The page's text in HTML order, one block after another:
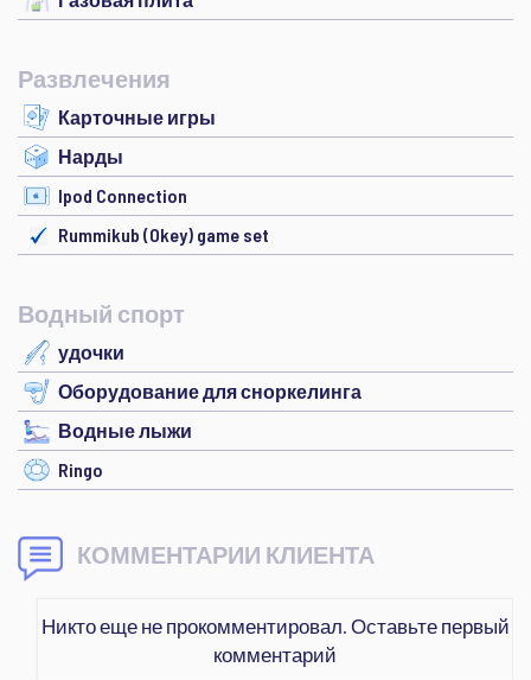
Развлечения
Карточные игры
Нарды
Ipod Connection
Rummikub (Okey) game set
Водный спорт
удочки
Оборудование для сноркелинга
Водные лыжи
Ringo
КОММЕНТАРИИ КЛИЕНТА
Никто еще не прокомментировал. Оставьте первый
комментарий